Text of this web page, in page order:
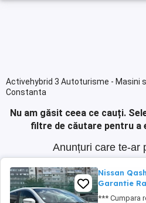
Activehybrid 3 Autoturisme - Masini
Constanta
Nu am găsit ceea ce cauți.
filtre de căutare pentru a
Anunțuri care te-ar
Nissan
Garantie
*** Cumpara